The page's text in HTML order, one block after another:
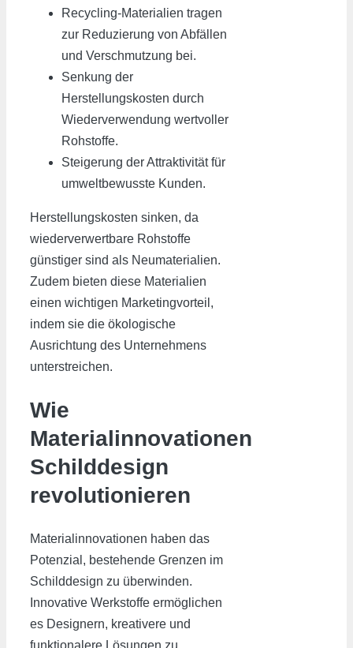
Recycling-Materialien tragen
zur Reduzierung von Abfällen
und Verschmutzung bei.
Senkung der
Herstellungskosten durch
Wiederverwendung wertvoller
Rohstoffe.
Steigerung der Attraktivität für
umweltbewusste Kunden.
Herstellungskosten sinken, da
wiederverwertbare Rohstoffe
günstiger sind als Neumaterialien.
Zudem bieten diese Materialien
einen wichtigen Marketingvorteil,
indem sie die ökologische
Ausrichtung des Unternehmens
unterstreichen.
Wie
Materialinnovationen
Schilddesign
revolutionieren
Materialinnovationen haben das
Potenzial, bestehende Grenzen im
Schilddesign zu überwinden.
Innovative Werkstoffe ermöglichen
es Designern, kreativere und
funktionalere Lösungen zu